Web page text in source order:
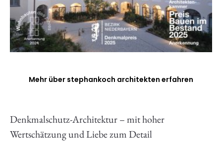
Mehr über stephankoch architekten erfahren
Denkmalschutz-Architektur – mit hoher
Wertschätzung und Liebe zum Detail